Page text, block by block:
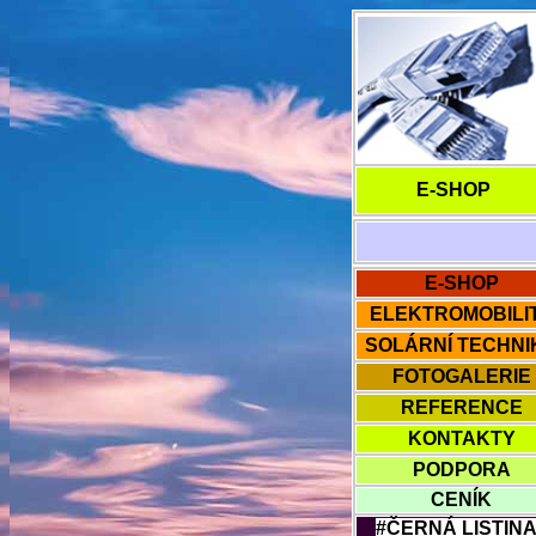
E-SHOP
E-SHOP
SOLÁRNÍ
FOTOGALERIE
REFERENCE
KONTAKTY
PODPORA
CENÍK
#ČERNÁ